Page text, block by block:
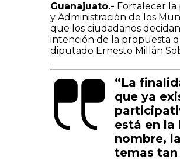
Guanajuato.- Fortalecer la
y Administración de los
que los ciudadanos
intención de la propuesta
diputado Ernesto Millán
“La
que ya
está en la
nombre,
temas